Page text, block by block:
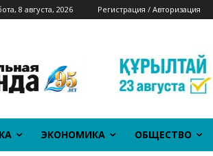
8 августа, 2026 Регистрация / Авторизация
ЭКОНОМИКА ОБЩЕСТВО